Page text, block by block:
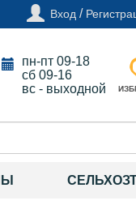
Вход /
пн-пт 09-18
сб 09-16
вс - выходной